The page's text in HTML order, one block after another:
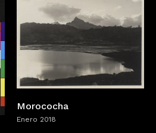
Morococha
Enero 2018